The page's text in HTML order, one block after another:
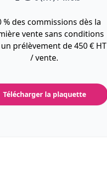
% des commissions dès la
vente sans conditions
prélèvement de 450 € HT
/ vente.
Télécharger la plaquette